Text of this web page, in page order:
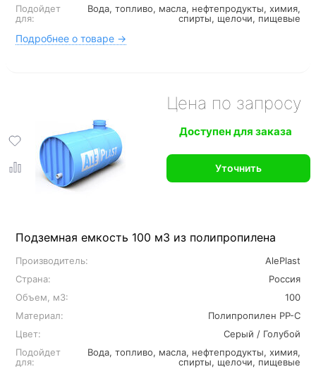
Подойдет
для:
Вода, топливо, масла, нефтепродукты, химия,
спирты, щелочи, пищевые
Подробнее о товаре →
Подземная емкость 100 м3 из полипропилена
Производитель:
AlePlast
Страна:
Россия
Объем, м3:
100
Материал:
Полипропилен PP-C
Цвет:
Серый / Голубой
Подойдет
для:
Вода, топливо, масла, нефтепродукты, химия,
спирты, щелочи, пищевые
Цена по запросу
Доступен для заказа
Уточнить